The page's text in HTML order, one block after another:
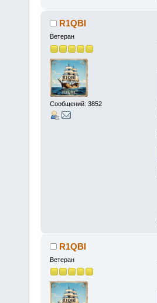
R1QBI
Ветеран
Сообщений: 3852
R1QBI
Ветеран